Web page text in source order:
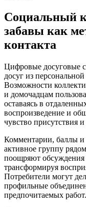
Социальный
забавы как
контакта
Цифровые досуговые
досуг из
Возможности
и домочадцам
оставаясь в
воспроизведение и
чувство присутствия
Комментарии, баллы
активное группу
поощряют
трансформируя
Потребители могут
профильные
предпочитаемых работ.